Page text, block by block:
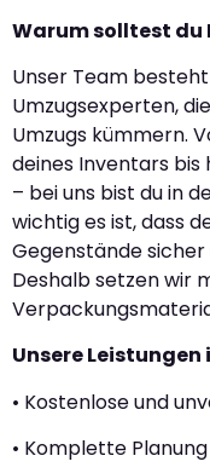
Warum solltest du
Unser Team
Umzugsexperten,
Umzugs kümmern.
deines Inventars
– bei uns bist du in
wichtig es ist, dass
Gegenstände
Deshalb setzen wir
Unsere Leistungen
• Kostenlose und
• Komplette